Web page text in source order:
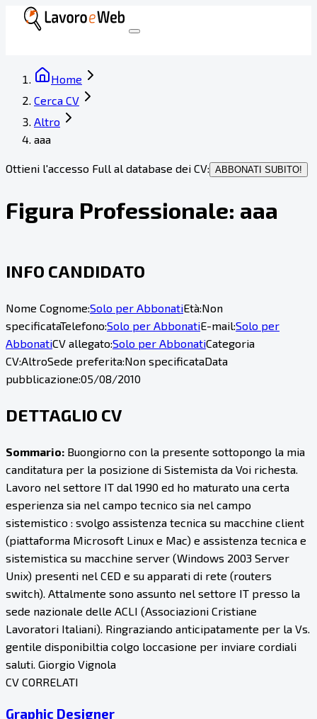
Home
Cerca CV
Altro
aaa
Ottieni l'accesso Full al database dei CV: ABBONATI SUBITO!
Figura Professionale: aaa
INFO CANDIDATO
Nome Cognome:Solo per AbbonatiEtà:Non
specificataTelefono:Solo per AbbonatiE-mail:Solo per
AbbonatiCV allegato:Solo per AbbonatiCategoria
CV:AltroSede preferita:Non specificataData
pubblicazione:05/08/2010
DETTAGLIO CV
Sommario: Buongiorno con la presente sottopongo la mia
canditatura per la posizione di Sistemista da Voi richesta.
Lavoro nel settore IT dal 1990 ed ho maturato una certa
esperienza sia nel campo tecnico sia nel campo
sistemistico : svolgo assistenza tecnica su macchine client
(piattaforma Microsoft Linux e Mac) e assistenza tecnica e
sistemistica su macchine server (Windows 2003 Server
Unix) presenti nel CED e su apparati di rete (routers
switch). Attalmente sono assunto nel settore IT presso la
sede nazionale delle ACLI (Associazioni Cristiane
Lavoratori Italiani). Ringraziando anticipatamente per la Vs.
gentile disponibiltia colgo loccasione per inviare cordiali
saluti. Giorgio Vignola
CV CORRELATI
Graphic Designer